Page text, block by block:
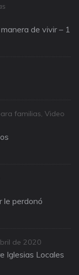
de vivir – 1
familias, Video
le perdonó
de 2020
Iglesias Locales